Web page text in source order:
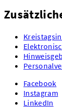
Facebook
Instagram
LinkedIn